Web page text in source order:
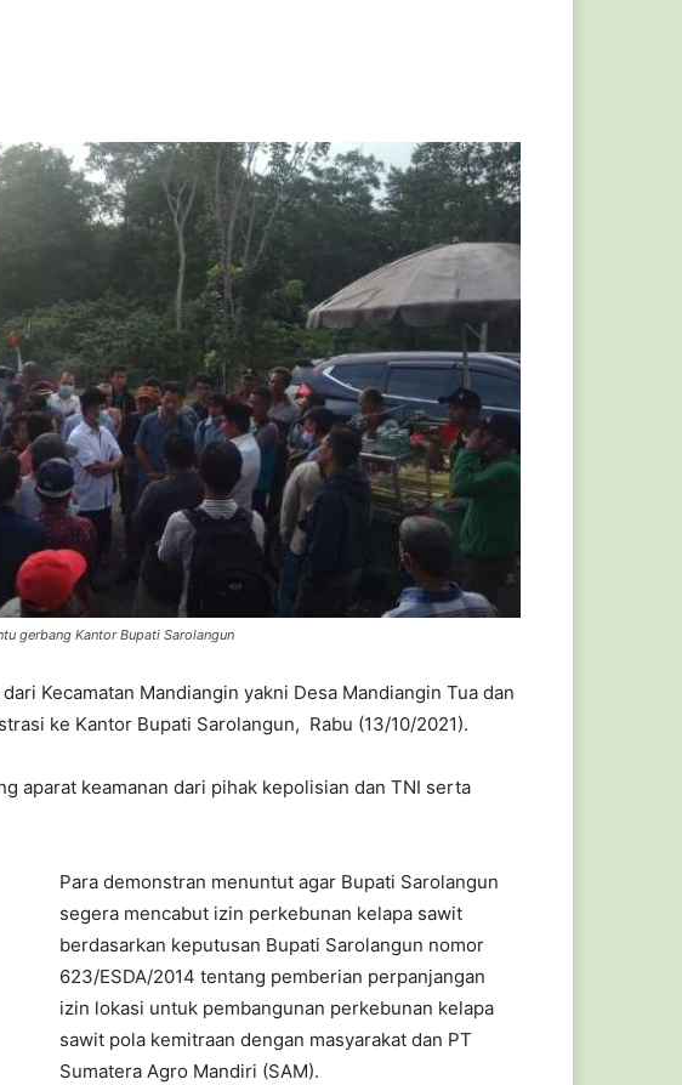
gerbang Kantor Bupati Sarolangun
Kecamatan Mandiangin yakni Desa Mandiangin Tua dan
ke Kantor Bupati Sarolangun, Rabu (13/10/2021).
aparat keamanan dari pihak kepolisian dan TNI serta
Para demonstran menuntut agar Bupati Sarolangun
segera mencabut izin perkebunan kelapa sawit
berdasarkan keputusan Bupati Sarolangun nomor
623/ESDA/2014 tentang pemberian perpanjangan
izin lokasi untuk pembangunan perkebunan kelapa
sawit pola kemitraan dengan masyarakat dan PT
Sumatera Agro Mandiri (SAM).